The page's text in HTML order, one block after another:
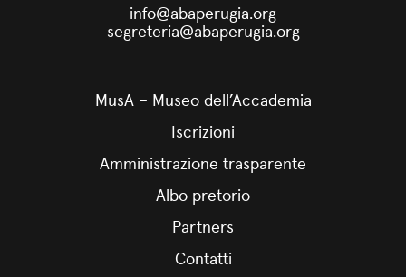
info@abaperugia.org
segreteria@abaperugia.org
MusA – Museo dell’Accademia
Iscrizioni
Amministrazione trasparente
Albo pretorio
Partners
Contatti